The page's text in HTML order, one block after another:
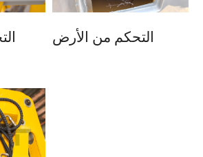
التحكم من الأرض